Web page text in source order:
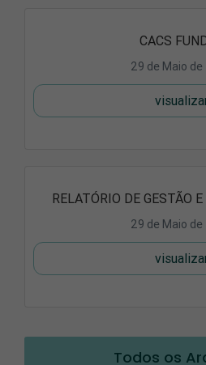
CACS
29 de Maio
RELATÓRIO DE GESTÃO
29 de Maio
Todos os